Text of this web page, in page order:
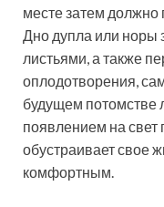
месте затем должно
Дно дупла или норы
листьями, а также
оплодотворения,
будущем потомстве
появлением на свет
обустраивает свое
комфортным.